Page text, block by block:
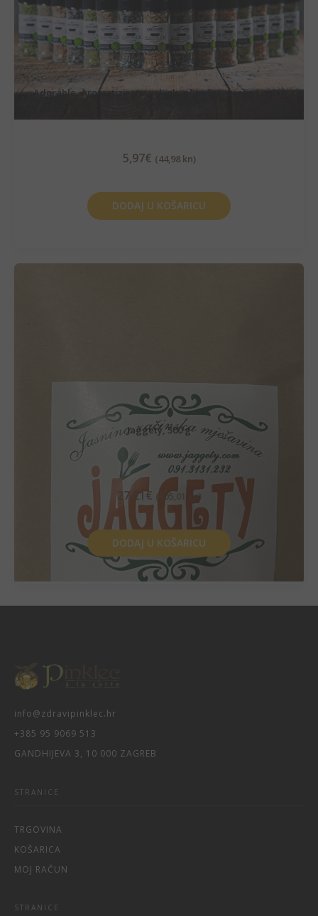
Adorable, Aromatizirana sol, okus ljupčac, peršin i celer
5,97€ (44,98 kn)
DODAJ U KOŠARICU
Jaggety, 500 g
27,21€ (205,01 kn)
DODAJ U KOŠARICU
info@zdravipinklec.hr
+385 95 9069 513
GANDHIJEVA 3, 10 000 ZAGREB
STRANICE
TRGOVINA
KOŠARICA
MOJ RAČUN
STRANICE